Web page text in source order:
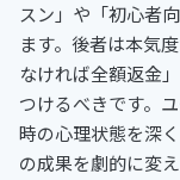
スン」や「初心者
ます。後者は本気
なければ全額返金
つけるべきです。
時の心理状態を深
の成果を劇的に変え